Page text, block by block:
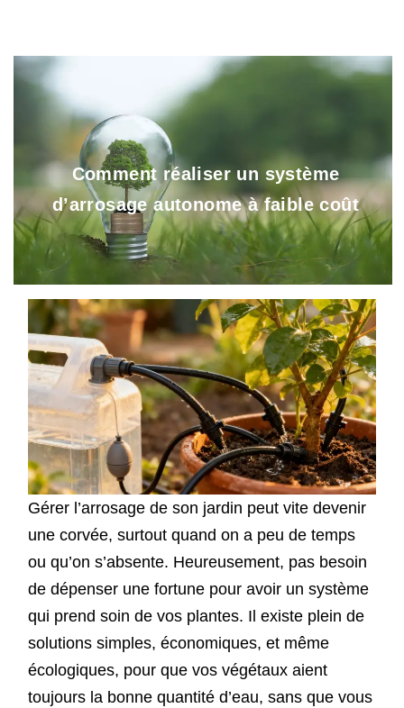
Comment réaliser un système
d’arrosage autonome à faible coût
Gérer l’arrosage de son jardin peut vite devenir
une corvée, surtout quand on a peu de temps
ou qu’on s’absente. Heureusement, pas besoin
de dépenser une fortune pour avoir un système
qui prend soin de vos plantes. Il existe plein de
solutions simples, économiques, et même
écologiques, pour que vos végétaux aient
toujours la bonne quantité d’eau, sans que vous